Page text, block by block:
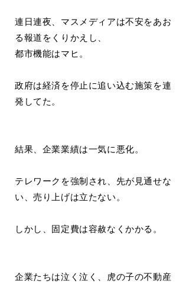
連日連夜、マスメディアは不安をあお
る報道をくりかえし、
都市機能はマヒ。
政府は経済を停止に追い込む施策を連
発してた。
結果、企業業績は一気に悪化。
テレワークを強制され、先が見通せな
い、売り上げは立たない。
しかし、固定費は容赦なくかかる。
企業たちは泣く泣く、虎の子の不動産